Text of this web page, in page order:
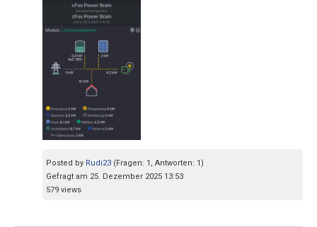
Posted by Rudi23 (Fragen: 1, Antworten: 1)
Gefragt am 25. Dezember 2025 13:53
579 views